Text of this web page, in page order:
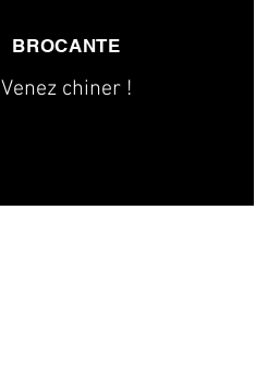
BROCANTE
Venez chiner !